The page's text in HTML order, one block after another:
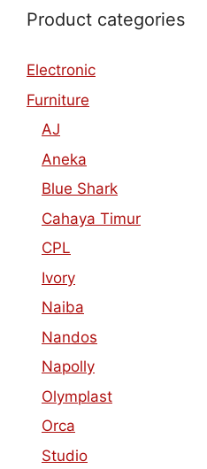
Product categories
Electronic
Furniture
AJ
Aneka
Blue Shark
Cahaya Timur
CPL
Ivory
Naiba
Nandos
Napolly
Olymplast
Orca
Studio